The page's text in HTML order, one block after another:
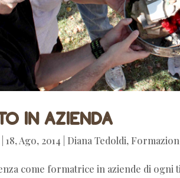
in azienda
|18, Ago, 2014 Diana Tedoldi,
come formatrice in aziende di